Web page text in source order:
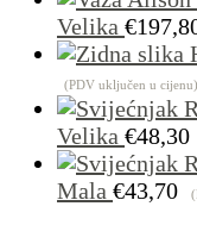
Velika €
(PDV uključen u cijenu)
Velika €48,30
Mala €43,70